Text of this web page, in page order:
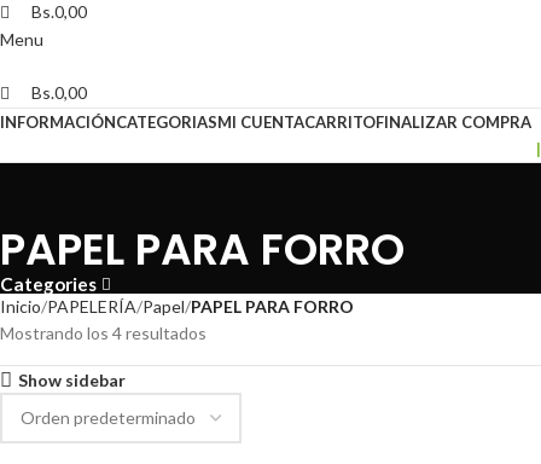
Bs.0,00
Menu
Bs.0,00
INFORMACIÓNCATEGORIASMI CUENTACARRITOFINALIZAR COMPRA
|
PAPEL PARA FORRO
Categories
Inicio PAPELERÍA Papel PAPEL PARA FORRO
Mostrando los 4 resultados
Show sidebar